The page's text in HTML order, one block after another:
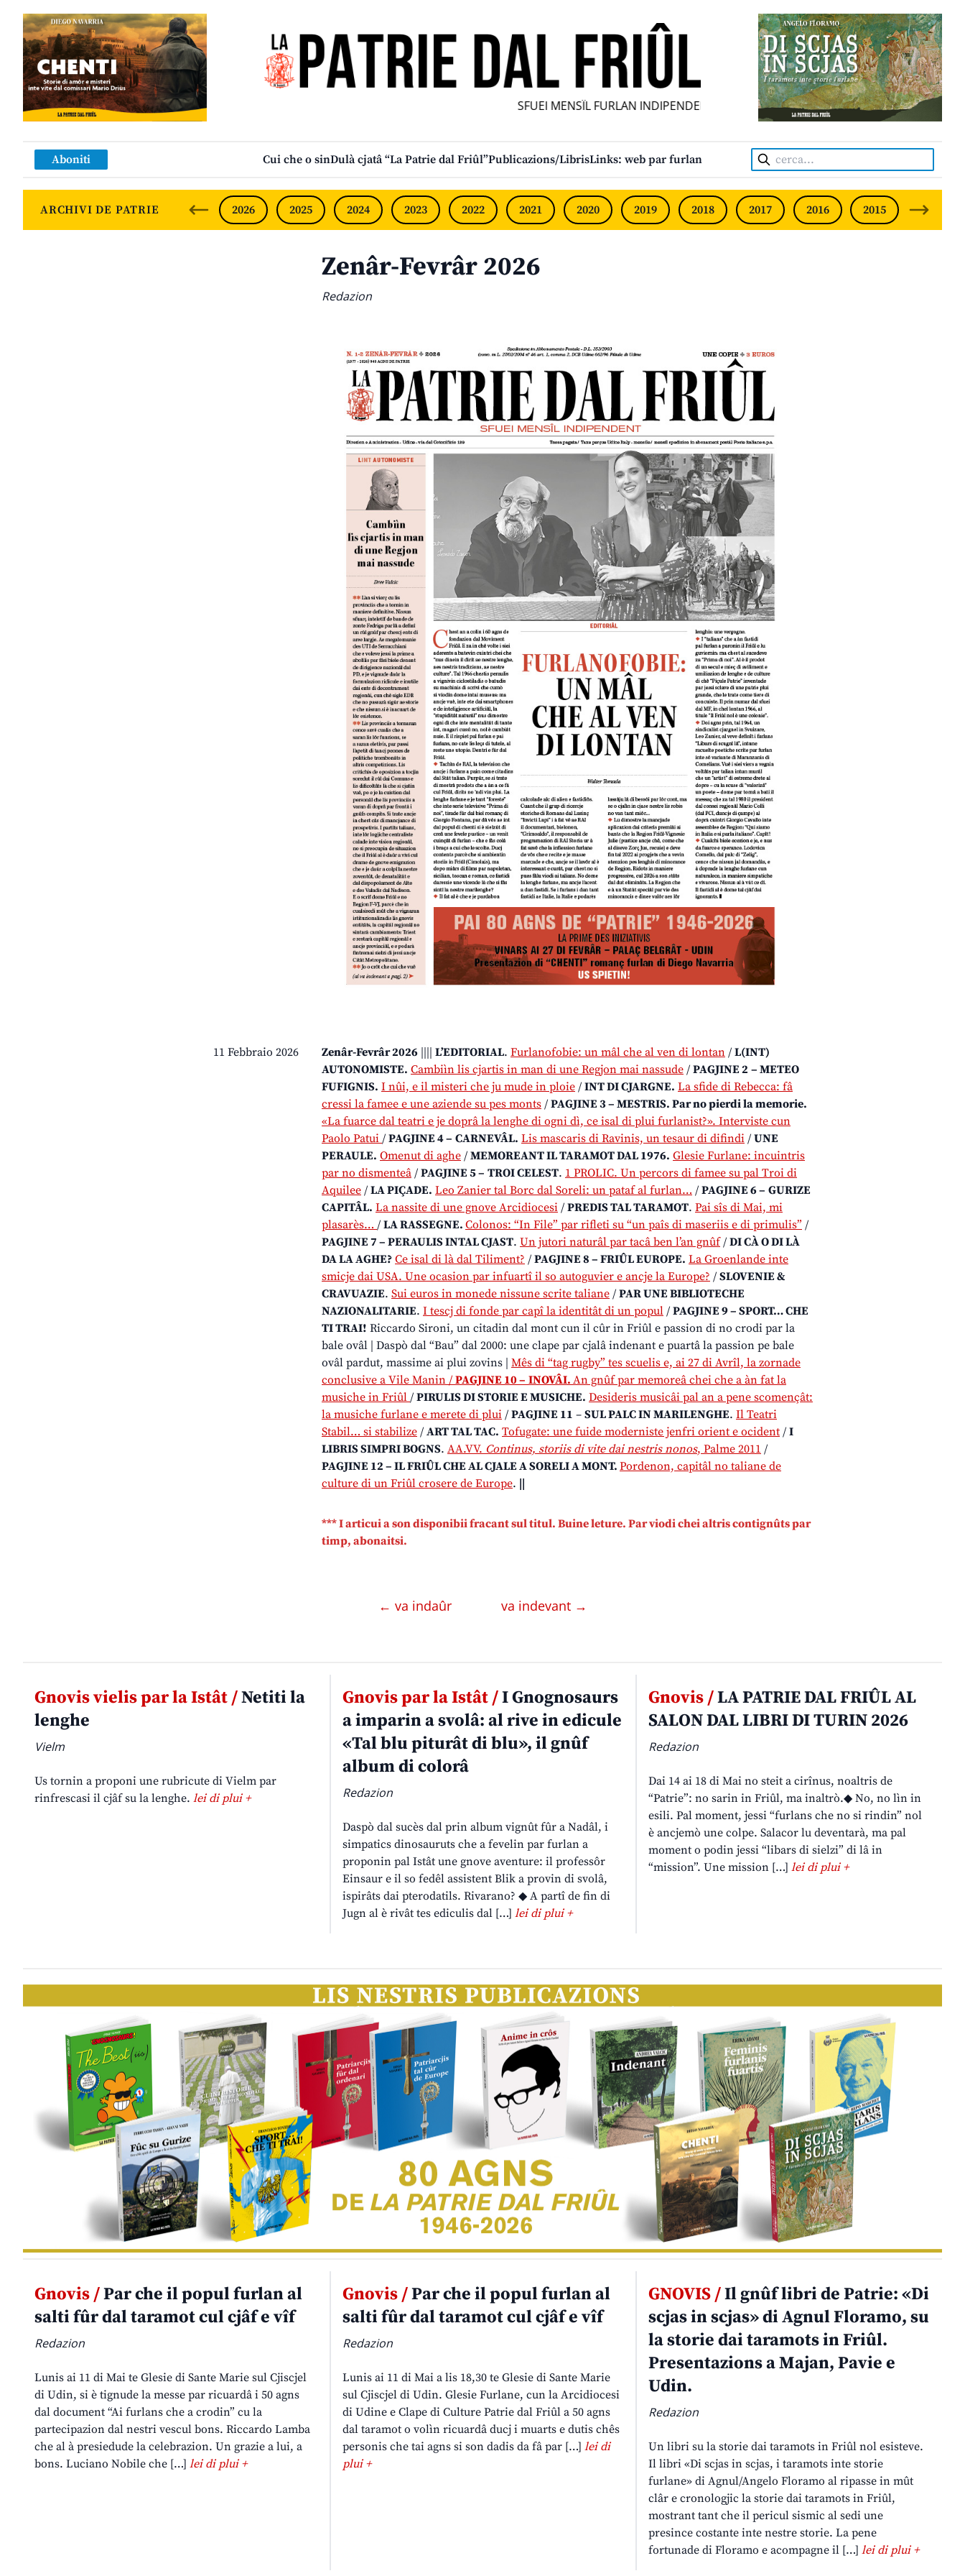
SFUEI MENSÎL FURLAN INDIPENDENT • INDEPENDENT FRIULIAN MONTHLY •
Aboniti Cui che o sinDulà cjatâ “La Patrie dal Friûl”Publicazions/LibrisLinks: web par furlan Cerca:
ARCHIVI DE PATRIE 2026 2025 2024 2023 2022 2021 2020 2019 2018 2017 2016 2015 2014
Zenâr-Fevrâr 2026
Redazion
11 Febbraio 2026 Zenâr-Fevrâr 2026 |||| L’EDITORIAL. Furlanofobie: un mâl che al ven di lontan / L(INT)
AUTONOMISTE. Cambiìn lis cjartis in man di une Regjon mai nassude / PAGJINE 2 – METEO
FUFIGNIS. I nûi, e il misteri che ju mude in ploie / INT DI CJARGNE. La sfide di Rebecca: fâ
cressi la famee e une aziende su pes monts / PAGJINE 3 – MESTRIS. Par no pierdi la memorie.
«La fuarce dal teatri e je doprâ la lenghe di ogni dì, ce isal di plui furlanist?». Interviste cun
Paolo Patui / PAGJINE 4 – CARNEVÂL. Lis mascaris di Ravinis, un tesaur di difindi / UNE
PERAULE. Omenut di aghe / MEMOREANT IL TARAMOT DAL 1976. Glesie Furlane: incuintris
par no dismenteâ / PAGJINE 5 – TROI CELEST. 1 PROLIC. Un percors di famee su pal Troi di
Aquilee / LA PIÇADE. Leo Zanier tal Borc dal Soreli: un pataf al furlan… / PAGJINE 6 – GURIZE
CAPITÂL. La nassite di une gnove Arcidiocesi / PREDIS TAL TARAMOT. Pai sîs di Mai, mi
plasarès… / LA RASSEGNE. Colonos: “In File” par rifleti su “un paîs di maseriis e di primulis” /
PAGJINE 7 – PERAULIS INTAL CJAST. Un jutori naturâl par tacâ ben l’an gnûf/ DI CÀ O DI LÀ
DA LA AGHE? Ce isal di là dal Tiliment? / PAGJINE 8 – FRIÛL EUROPE. La Groenlande inte
smicje dai USA. Une ocasion par infuartî il so autoguvier e ancje la Europe? / SLOVENIE &
CRAVUAZIE. Sui euros in monede nissune scrite taliane / PAR UNE BIBLIOTECHE
NAZIONALITARIE. I tescj di fonde par capî la identitât di un popul / PAGJINE 9 – SPORT… CHE
TI TRAI! Riccardo Sironi, un citadin dal mont cun il cûr in Friûl e passion di no crodi par la
bale ovâl | Daspò dal “Bau” dal 2000: une clape par cjalâ indenant e puartâ la passion pe bale
ovâl pardut, massime ai plui zovins | Mês di “tag rugby” tes scuelis e, ai 27 di Avrîl, la zornade
conclusive a Vile Manin / PAGJINE 10 – INOVÂI. An gnûf par memoreâ chei che a àn fat la
musiche in Friûl / PIRULIS DI STORIE E MUSICHE. Desideris musicâi pal an a pene scomençât:
la musiche furlane e merete di plui / PAGJINE 11 – SUL PALC IN MARILENGHE. Il Teatri
Stabil… si stabilize / ART TAL TAC. Tofugate: une fuide moderniste jenfri orient e ocident / I
LIBRIS SIMPRI BOGNS. AA.VV. Continus, storiis di vite dai nestris nonos, Palme 2011 /
PAGJINE 12 – IL FRIÛL CHE AL CJALE A SORELI A MONT. Pordenon, capitâl no taliane de
culture di un Friûl crosere de Europe. ||
*** I articui a son disponibii fracant sul titul. Buine leture. Par viodi chei altris contignûts par
timp, abonaitsi.
← va indaûr va indevant →
Gnovis vielis par la Istât /Netiti la
lenghe
Vielm
Us tornin a proponi une rubricute di Vielm par
rinfrescasi il cjâf su la lenghe. lei di plui +
Gnovis par la Istât /I Gnognosaurs
a imparin a svolâ: al rive in edicule
«Tal blu piturât di blu», il gnûf
album di colorâ
Redazion
Daspò dal sucès dal prin album vignût fûr a Nadâl, i
simpatics dinosauruts che a fevelin par furlan a
proponin pal Istât une gnove aventure: il professôr
Einsaur e il so fedêl assistent Blik a provin di svolâ,
ispirâts dai pterodatils. Rivarano? ◆ A partî de fin di
Jugn al è rivât tes ediculis dal […] lei di plui +
Gnovis /LA PATRIE DAL FRIÛL AL
SALON DAL LIBRI DI TURIN 2026
Redazion
Dai 14 ai 18 di Mai no steit a cirînus, noaltris de
“Patrie”: no sarin in Friûl, ma inaltrò.◆ No, no lìn in
esili. Pal moment, jessi “furlans che no si rindin” nol
è ancjemò une colpe. Salacor lu deventarà, ma pal
moment o podin jessi “libars di sielzi” di lâ in
“mission”. Une mission […]lei di plui +
Gnovis /Par che il popul furlan al
salti fûr dal taramot cul cjâf e vîf
Redazion
Lunis ai 11 di Mai te Glesie di Sante Marie sul Cjiscjel
di Udin, si è tignude la messe par ricuardâ i 50 agns
dal document “Ai furlans che a crodin” cu la
partecipazion dal nestri vescul bons. Riccardo Lamba
che al à presiedude la celebrazion. Un grazie a lui, a
bons. Luciano Nobile che […] lei di plui +
Gnovis /Par che il popul furlan al
salti fûr dal taramot cul cjâf e vîf
Redazion
Lunis ai 11 di Mai a lis 18,30 te Glesie di Sante Marie
sul Cjiscjel di Udin. Glesie Furlane, cun la Arcidiocesi
di Udine e Clape di Culture Patrie dal Friûl a 50 agns
dal taramot o volìn ricuardâ ducj i muarts e dutis chês
personis che tai agns si son dadis da fâ par […] lei di
plui +
GNOVIS /Il gnûf libri de Patrie: «Di
scjas in scjas» di Agnul Floramo, su
la storie dai taramots in Friûl.
Presentazions a Majan, Pavie e
Udin.
Redazion
Un libri su la storie dai taramots in Friûl nol esisteve.
Il libri «Di scjas in scjas, i taramots inte storie
furlane» di Agnul/Angelo Floramo al ripasse in mût
clâr e cronologjic la storie dai taramots in Friûl,
mostrant tant che il pericul sismic al sedi une
presince costante inte nestre storie. La pene
fortunade di Floramo e acompagne il […]lei di plui +